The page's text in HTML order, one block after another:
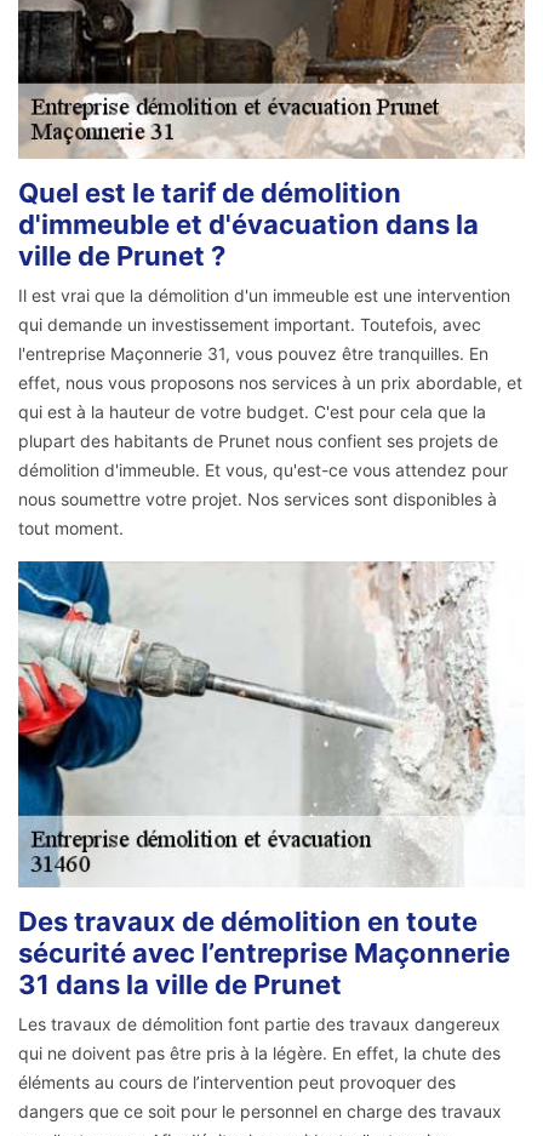
Quel est le tarif de démolition
d'immeuble et d'évacuation dans la
ville de Prunet ?
Il est vrai que la démolition d'un immeuble est une intervention
qui demande un investissement important. Toutefois, avec
l'entreprise Maçonnerie 31, vous pouvez être tranquilles. En
effet, nous vous proposons nos services à un prix abordable, et
qui est à la hauteur de votre budget. C'est pour cela que la
plupart des habitants de Prunet nous confient ses projets de
démolition d'immeuble. Et vous, qu'est-ce vous attendez pour
nous soumettre votre projet. Nos services sont disponibles à
tout moment.
Des travaux de démolition en toute
sécurité avec l’entreprise Maçonnerie
31 dans la ville de Prunet
Les travaux de démolition font partie des travaux dangereux
qui ne doivent pas être pris à la légère. En effet, la chute des
éléments au cours de l’intervention peut provoquer des
dangers que ce soit pour le personnel en charge des travaux